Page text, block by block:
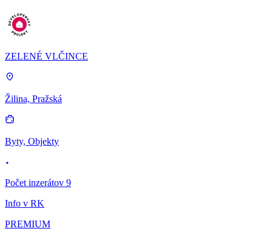
ZELENÉ VLČINCE
Žilina, Pražská
Byty, Objekty
Počet inzerátov 9
Info v RK
PREMIUM